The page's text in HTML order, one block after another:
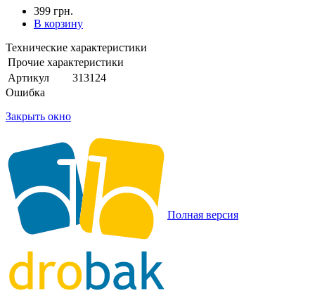
399 грн.
В корзину
Технические характеристики
Прочие характеристики
Артикул
313124
Ошибка
Закрыть окно
Полная версия